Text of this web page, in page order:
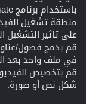
منطقة تشغيل
على تأثير التشغيل
في ملف واحد بعد
قم بتخصيص
شكل نص أو صورة.